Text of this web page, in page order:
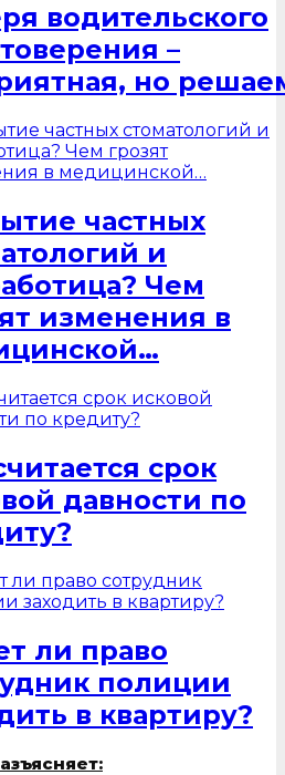
водительского
–
но
частных
и
Чем
изменения в
срок
давности по
ли право
полиции
в квартиру?